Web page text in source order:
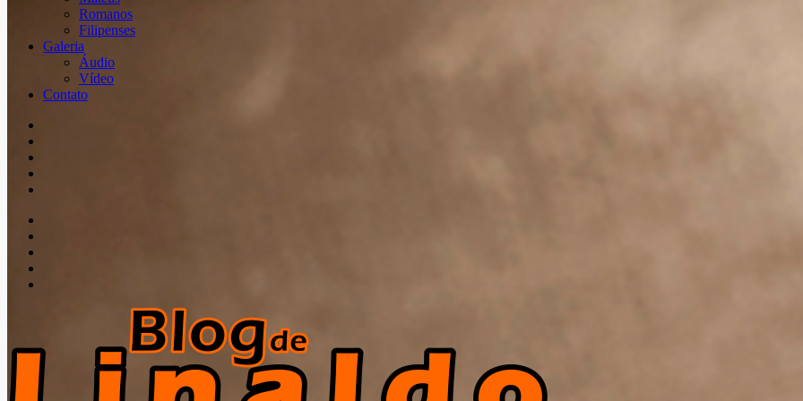
Romanos
Filipenses
Galeria
Áudio
Vídeo
Contato